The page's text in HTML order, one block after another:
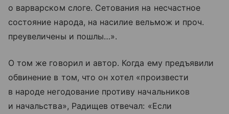
о варварском слоге. Сетования на несчастное
состояние народа, на насилие вельмож и проч.
преувеличены и пошлы…».
О том же говорил и автор. Когда ему предъявили
обвинение в том, что он хотел «произвести
в народе негодование противу начальников
и начальства», Радищев отвечал: «Если